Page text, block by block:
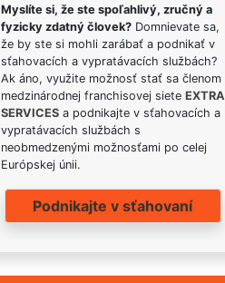
Myslíte si, že ste spoľahlivý, zručný a
fyzicky zdatný človek?Domnievate sa,
že by ste si mohli zarábať a podnikať v
sťahovacích a vypratávacích službách?
Ak áno, využite možnosť stať sa členom
medzinárodnej franchisovej siete EXTRA
SERVICESa podnikajte v sťahovacích a
vypratávacích službách s
neobmedzenými možnosťami po celej
Európskej únii.
Podnikajte v sťahovaní